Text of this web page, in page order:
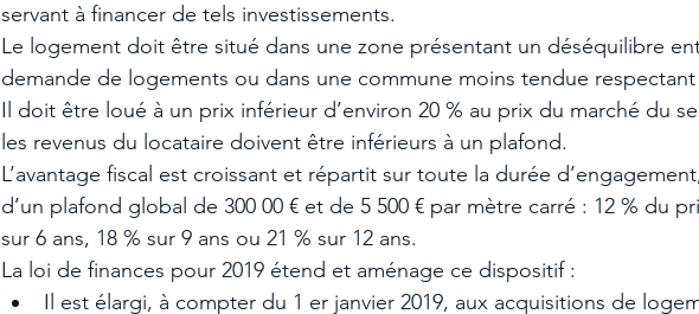
servant à financer de tels investissements.
Le logement doit être situé dans une zone présentant un déséquilibre
demande de logements ou dans une commune moins tendue
Il doit être loué à un prix inférieur d’environ 20 % au prix du marché du
les revenus du locataire doivent être inférieurs à un plafond.
L’avantage fiscal est croissant et répartit sur toute la durée
d’un plafond global de 300 00 € et de 5 500 € par mètre carré : 12 % du
sur 6 ans, 18 % sur 9 ans ou 21 % sur 12 ans.
La loi de finances pour 2019 étend et aménage ce dispositif :
Il est élargi, à compter du 1 er janvier 2019, aux acquisitions de